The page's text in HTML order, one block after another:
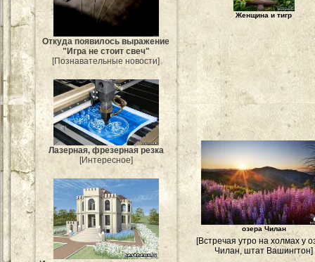
Откуда появилось выражение
"Игра не стоит свеч"
[Познавательные новости]
Лазерная, фрезерная резка
[Интересное]
Женщина и тигр
озера Чилан
[Встречая утро на холмах у
Чилан, штат Вашингтон]